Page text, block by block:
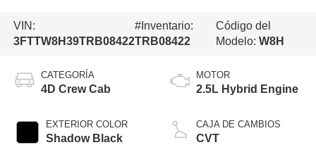
VIN:
3FTTW8H39TRB08422
#Inventario:
TRB08422
Código del
Modelo: W8H
CATEGORÍA
4D Crew Cab
EXTERIOR COLOR
Shadow Black
MOTOR
2.5L Hybrid Engine
CAJA DE CAMBIOS
CVT